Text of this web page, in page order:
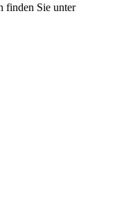
finden Sie unter